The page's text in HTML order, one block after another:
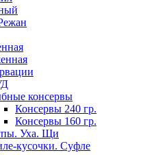
консервы
Консервы 240 гр.
Консервы 160 гр.
Уха. Щи
кусочки. Суфле